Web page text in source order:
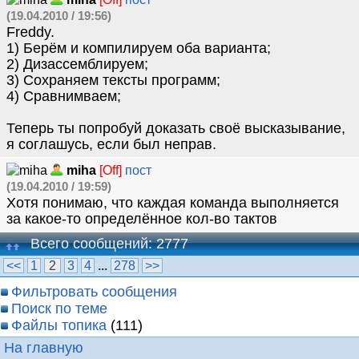
(19.04.2010 / 19:56)
Freddy.
1) Берём и компилируем оба варианта;
2) Дизассемблируем;
3) Сохраняем тексты программ;
4) Сравнимваем;
Теперь ты попробуй доказать своё высказывание,
я соглашусь, если был неправ.
miha [Off] пост
(19.04.2010 / 19:59)
Хотя понимаю, что каждая команда выполняется
за какое-то определённое кол-во тактов
Всего сообщений: 2777
<< 1 2 3 4 ... 278 >>
Фильтровать сообщения
Поиск по теме
Файлы топика (111)
На главную